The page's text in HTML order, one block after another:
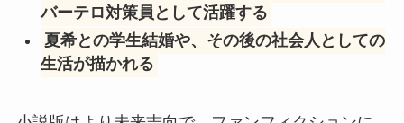
バーテロ対策員として活躍する
夏希との学生結婚や、その後の社会人としての
生活が描かれる